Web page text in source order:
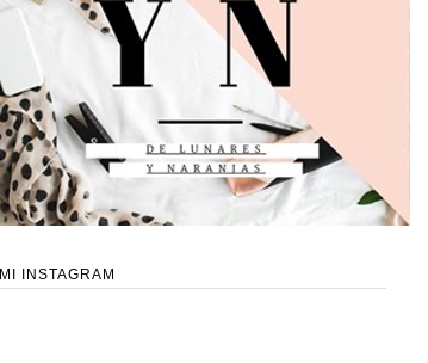
MI INSTAGRAM